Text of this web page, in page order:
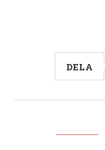
DELA